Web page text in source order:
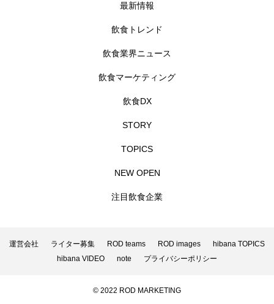
最新情報
飲食トレンド
飲食業界ニュース
飲食マーケティング
飲食DX
STORY
TOPICS
NEW OPEN
注目飲食企業
運営会社 ライター募集 ROD teams ROD images
hibana TOPICS
hibana VIDEO
note プライバシーポリシー
© 2022 ROD MARKETING